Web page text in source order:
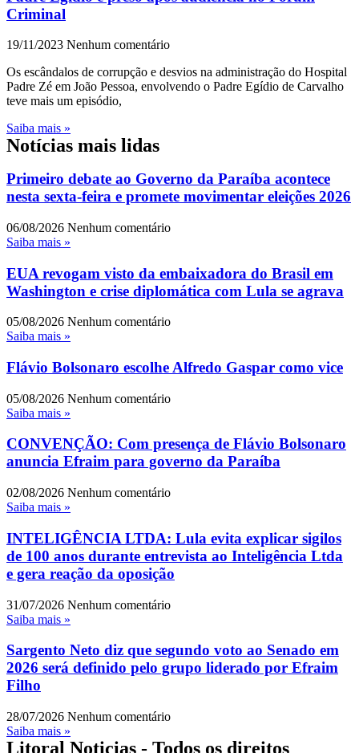
Criminal
19/11/2023 Nenhum comentário
Os escândalos de corrupção e desvios na administração do Hospital
Padre Zé em João Pessoa, envolvendo o Padre Egídio de Carvalho
teve mais um episódio,
Saiba mais »
Notícias mais lidas
Primeiro debate ao Governo da Paraíba acontece
nesta sexta-feira e promete movimentar eleições 2026
06/08/2026 Nenhum comentário
Saiba mais »
EUA revogam visto da embaixadora do Brasil em
Washington e crise diplomática com Lula se agrava
05/08/2026 Nenhum comentário
Saiba mais »
Flávio Bolsonaro escolhe Alfredo Gaspar como vice
05/08/2026 Nenhum comentário
Saiba mais »
CONVENÇÃO: Com presença de Flávio Bolsonaro
anuncia Efraim para governo da Paraíba
02/08/2026 Nenhum comentário
Saiba mais »
INTELIGÊNCIA LTDA: Lula evita explicar sigilos
de 100 anos durante entrevista ao Inteligência Ltda
e gera reação da oposição
31/07/2026 Nenhum comentário
Saiba mais »
Sargento Neto diz que segundo voto ao Senado em
2026 será definido pelo grupo liderado por Efraim
Filho
28/07/2026 Nenhum comentário
Saiba mais »
Litoral Noticias - Todos os direitos